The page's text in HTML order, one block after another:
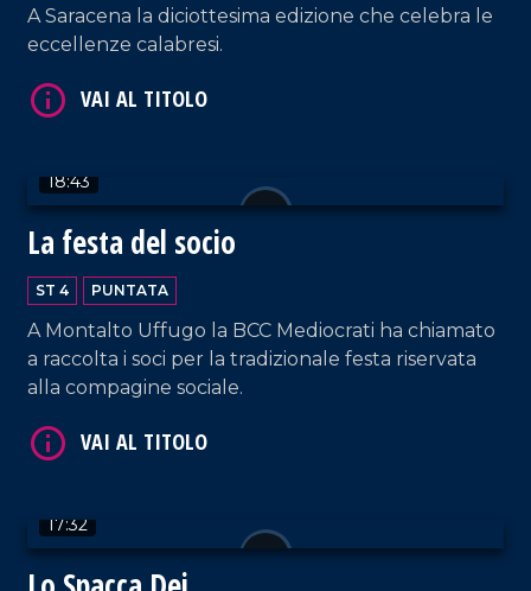
A Saracena la diciottesima edizione che celebra le
eccellenze calabresi.
18:43
La festa del socio
ST 4 PUNTATA
A Montalto Uffugo la BCC Mediocrati ha chiamato
a raccolta i soci per la tradizionale festa riservata
alla compagine sociale.
17:32
VAI AL TITOLO
VAI AL TITOLO
VAI AL TITOLO